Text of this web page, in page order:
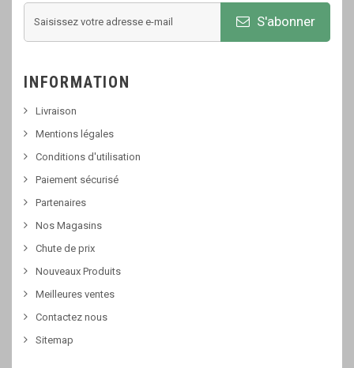
S'abonner
INFORMATION
Livraison
Mentions légales
Conditions d'utilisation
Paiement sécurisé
Partenaires
Nos Magasins
Chute de prix
Nouveaux Produits
Meilleures ventes
Contactez nous
Sitemap